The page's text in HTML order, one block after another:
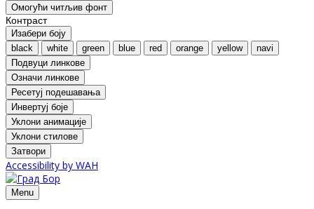
Oмогући читљив фонт
Контраст
Изабери боју
black
white green blue red orange yellow
navi
Подвуци линкове
Означи линкове
Ресетуј подешавања
Инвертуј боје
Уклони анимације
Уклони стилове
Затвори
Accessibility by WAH
Menu